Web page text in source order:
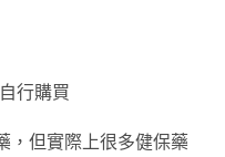
行購買
，但實際上很多健保藥